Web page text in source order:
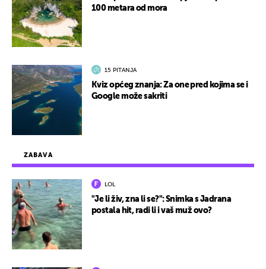
ZABAVA
LOL
"Je li živ, zna li se?": Snimka s Jadrana
postala hit, radi li i vaš muž ovo?
100 metara od mora
15 PITANJA
Kviz općeg znanja: Za one pred kojima se i
Google može sakriti